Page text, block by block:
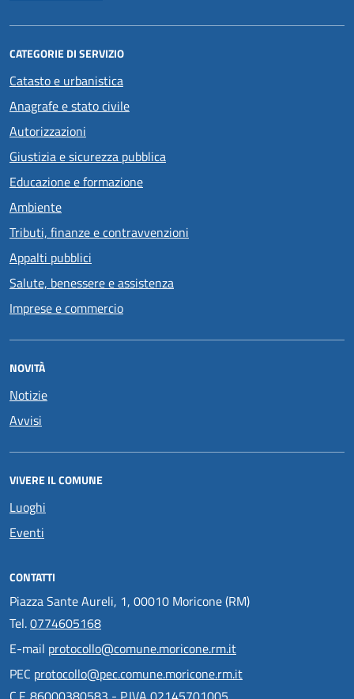
CATEGORIE DI SERVIZIO
Catasto e urbanistica
Anagrafe e stato civile
Autorizzazioni
Giustizia e sicurezza pubblica
Educazione e formazione
Ambiente
Tributi, finanze e contravvenzioni
Appalti pubblici
Salute, benessere e assistenza
Imprese e commercio
NOVITÀ
Notizie
Avvisi
VIVERE IL COMUNE
Luoghi
Eventi
CONTATTI
Piazza Sante Aureli, 1, 00010 Moricone (RM)
Tel.0774605168
E-mail protocollo@comune.moricone.rm.it
PEC protocollo@pec.comune.moricone.rm.it